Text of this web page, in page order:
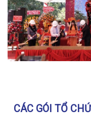
CÁC GÓI TỔ